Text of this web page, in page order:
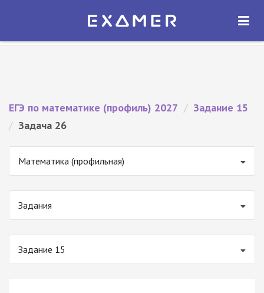
Экзамер — ЕГЭ 2027
ОТКРЫТЬ
ЕГЭ по математике (профиль) 2027 / Задание 15
/ Задача 26
Математика (профильная)
Задания
Задание 15